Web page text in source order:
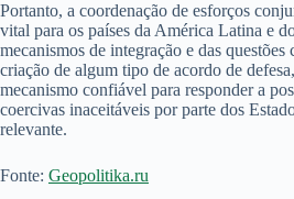
Portanto, a coordenação de esforços
vital para os países da América Latina e
mecanismos de integração e das questões
criação de algum tipo de acordo de
mecanismo confiável para responder a
coercivas inaceitáveis por parte dos
relevante.
Fonte: Geopolitika.ru